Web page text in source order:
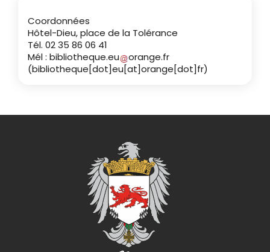
Coordonnées
Hôtel-Dieu, place de la Tolérance
Tél. 02 35 86 06 41
Mél : bibliotheque.eu orange.fr
(bibliotheque[dot]eu[at]orange[dot]fr)